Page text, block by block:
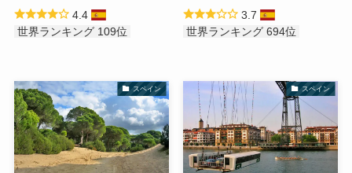
4.4
世界ランキング 109位
3.7
世界ランキング 694位
スペイン スペイン